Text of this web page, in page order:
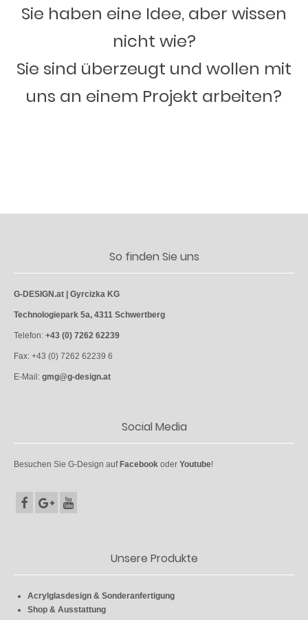
Sie haben eine Idee, aber wissen
nicht wie?
Sie sind überzeugt und wollen mit
uns an einem Projekt arbeiten?
So finden Sie uns
G-DESIGN.at | Gyrcizka KG
Technologiepark 5a, 4311 Schwertberg
Telefon: +43 (0) 7262 62239
Fax: +43 (0) 7262 62239 6
E-Mail: gmg@g-design.at
Social Media
Besuchen Sie G-Design aufFacebook oder Youtube!
Unsere Produkte
Acrylglasdesign & Sonderanfertigung
Shop & Ausstattung